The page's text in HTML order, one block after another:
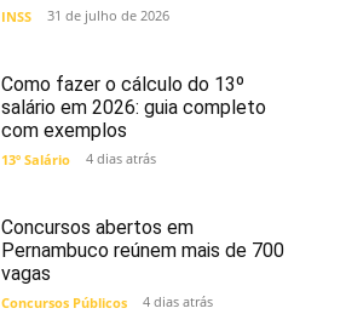
INSS 31 de julho de 2026
Como fazer o cálculo do 13º
salário em 2026: guia completo
com exemplos
13º Salário 4 dias atrás
Concursos abertos em
Pernambuco reúnem mais de 700
vagas
Concursos Públicos 4 dias atrás